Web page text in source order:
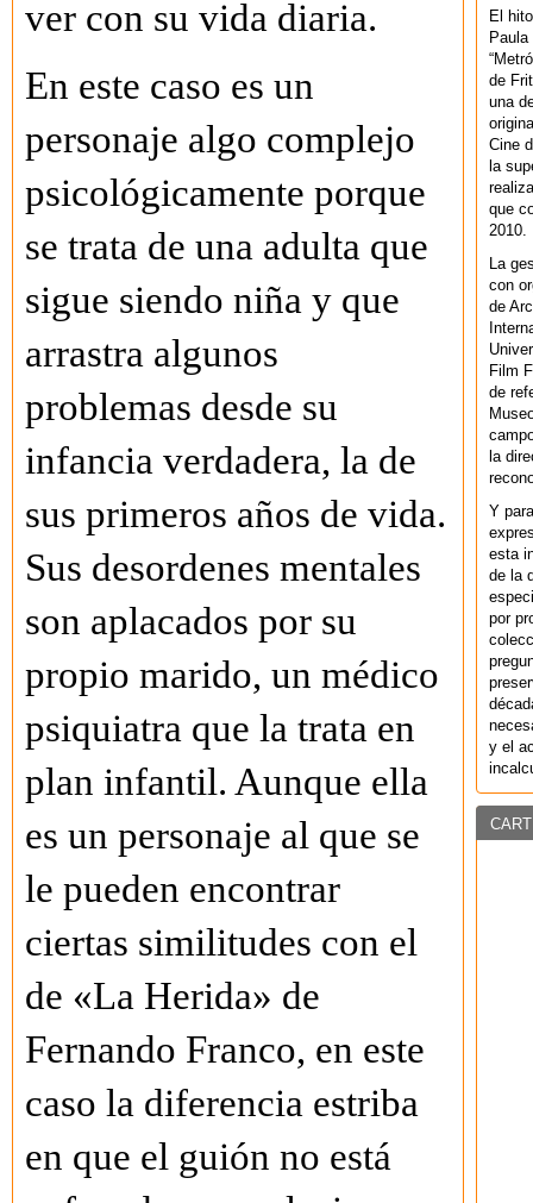
ver con su vida diaria.
En este caso es un
personaje algo complejo
psicológicamente porque
se trata de una adulta que
sigue siendo niña y que
arrastra algunos
problemas desde su
infancia verdadera, la de
sus primeros años de vida.
Sus desordenes mentales
son aplacados por su
propio marido, un médico
psiquiatra que la trata en
plan infantil. Aunque ella
es un personaje al que se
le pueden encontrar
ciertas similitudes con el
de «La Herida» de
Fernando Franco, en este
caso la diferencia estriba
en que el guión no está
El
de
una
Cine
la
que
2010.
La
con
de
Film
de
la
Y
esta
de la
por
y el